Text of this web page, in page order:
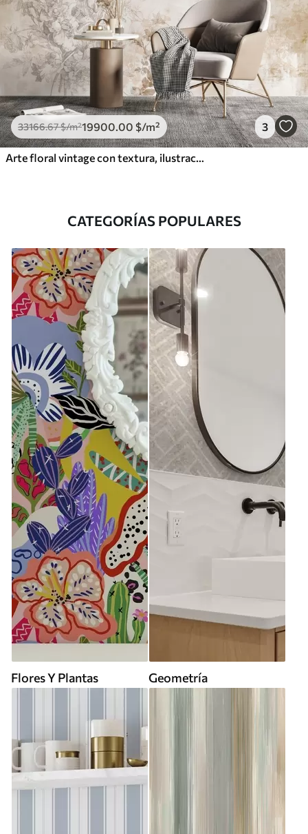
33166.67$/m²19900.00 $/m² 3
Arte floral vintage con textura, ilustraciones de delicadas flores y hojas de jardín en estilo dibujo, suaves tonos pastel beige y sepia
CATEGORÍAS POPULARES
Flores Y Plantas Geometría